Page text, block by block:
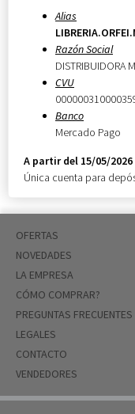
Alias
Razón Social
DISTRIBUIDORA
CVU
Banco
Mercado Pago
A partir del 15/05/2026
Única cuenta para
OFERTAS
NOVEDADES
LA EMPRESA
CÓMO COMPRAR?
PREGUNTAS FRECUENTES
LEGALES
CONTACTO
VENDEDORES